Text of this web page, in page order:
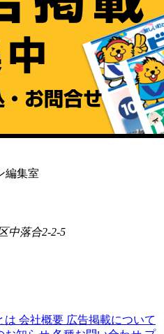
編集室
中落合2-2-5
は 会社概要 広告掲載について